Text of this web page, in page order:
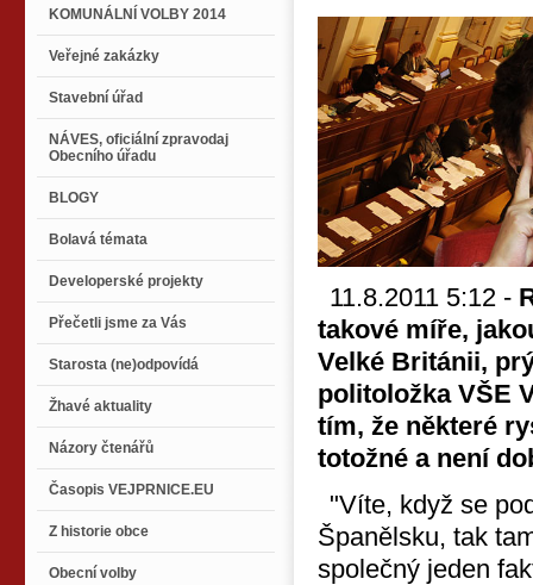
KOMUNÁLNÍ VOLBY 2014
Veřejné zakázky
Stavební úřad
NÁVES, oficiální zpravodaj
Obecního úřadu
BLOGY
Bolavá témata
Developerské projekty
Přečetli jsme za Vás
Starosta (ne)odpovídá
Žhavé aktuality
Názory čtenářů
Časopis VEJPRNICE.EU
Z historie obce
Obecní volby
11.8.2011 5:12 -
takové míře,
Velké Británii,
politoložka VŠE
tím, že některé
totožné a není
"Víte, když se
Španělsku, tak
společný jeden